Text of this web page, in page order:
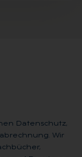
Datenschutz,
Wir